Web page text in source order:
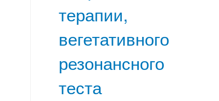
терапии,
вегетативного
резонансного
теста